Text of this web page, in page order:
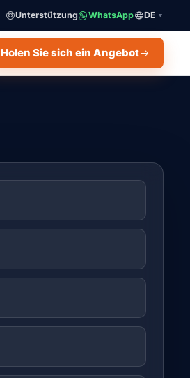
Unterstützung WhatsApp DE ▼
Holen Sie sich ein Angebot